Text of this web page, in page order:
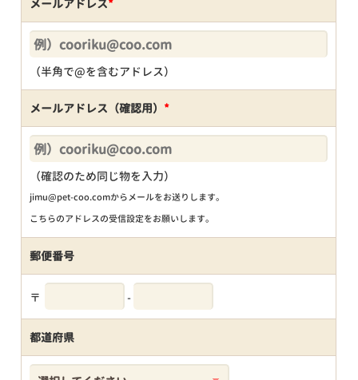
メールアドレス*
（半角で@を含むアドレス）
メールアドレス（確認用） *
（確認のため同じ物を入力）
jimu@pet-coo.comからメールをお送りします。
こちらのアドレスの受信設定をお願いします。
郵便番号
〒 -
都道府県